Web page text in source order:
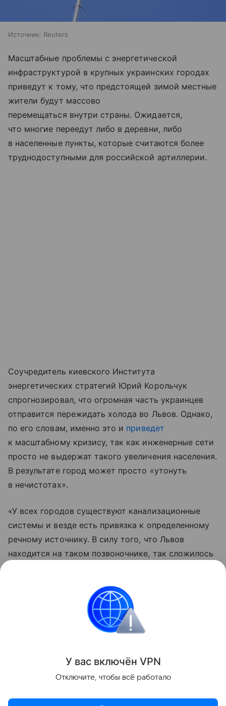
Источник: Reuters
Масштабные проблемы с энергетической
инфраструктурой в крупных украинских городах
приведут к тому, что предстоящей зимой местные
жители будут массово
перемещаться внутри страны. Ожидается,
что многие переедут либо в деревни, либо
в населенные пункты, которые считаются более
труднодоступными для российской артиллерии.
Соучредитель киевского Института
энергетических стратегий Юрий Корольчук
спрогнозировал, что огромная часть украинцев
отправится пережидать холода во Львов. Однако,
по его словам, именно это и приведет
к масштабному кризису, так как инженерные сети
просто не выдержат такого увеличения населения.
В результате город может просто «утонуть
в нечистотах».
«У всех городов существуют канализационные
системы и везде есть привязка к определенному
речному источнику. В силу того, что Львов
находится на таком позвоночнике, так сложилось
Внешняя политика
Поделиться
У вас включён VPN
Отключите, чтобы всё работало